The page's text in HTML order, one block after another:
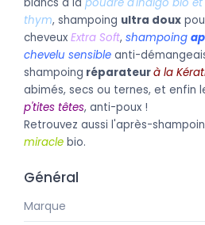
thym, shampoing ultra doux
cheveux Extra Soft, shampoing
chevelu sensible anti-
shampoing réparateurà la
abimés, secs ou ternes, et enfin
p'tites têtes, anti-poux !
Retrouvez aussi l'après-
miracle bio.
Général
Marque